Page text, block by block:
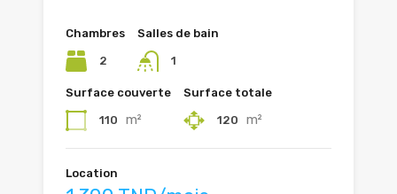
Chambres
2
Salles de bain
1
Surface couverte
110 m²
Surface totale
120 m²
Location